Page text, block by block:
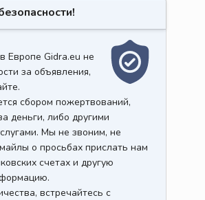
Европе Gidra.eu не
за объявления,
сбором пожертвований,
деньги, либо другими
Мы не звоним, не
о просьбах прислать нам
счетах и другую
встречайтесь с